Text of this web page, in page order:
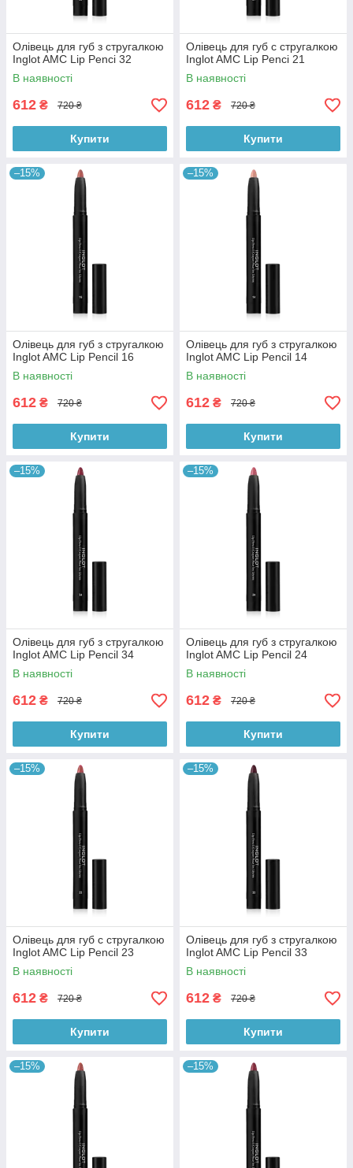
Олівець для губ з стругалкою
Inglot AMC Lip Penci 32
В наявності
612 ₴ 720 ₴
Купити
Олівець для губ с стругалкою
Inglot AMC Lip Penci 21
В наявності
612 ₴ 720 ₴
Купити
–15%
Олівець для губ з стругалкою
Inglot AMC Lip Pencil 16
В наявності
612 ₴ 720 ₴
Купити
–15%
Олівець для губ з стругалкою
Inglot AMC Lip Pencil 14
В наявності
612 ₴ 720 ₴
Купити
–15%
Олівець для губ з стругалкою
Inglot AMC Lip Pencil 34
В наявності
612 ₴ 720 ₴
Купити
–15%
Олівець для губ з стругалкою
Inglot AMC Lip Pencil 24
В наявності
612 ₴ 720 ₴
Купити
–15%
Олівець для губ с стругалкою
Inglot AMC Lip Pencil 23
В наявності
612 ₴ 720 ₴
Купити
–15%
Олівець для губ з стругалкою
Inglot AMC Lip Pencil 33
В наявності
612 ₴ 720 ₴
Купити
–15% –15%